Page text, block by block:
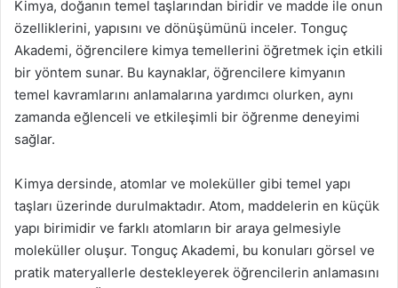
Kimya, doğanın temel taşlarından biridir ve madde ile onun
özelliklerini, yapısını ve dönüşümünü inceler. Tonguç
Akademi, öğrencilere kimya temellerini öğretmek için etkili
bir yöntem sunar. Bu kaynaklar, öğrencilere kimyanın
temel kavramlarını anlamalarına yardımcı olurken, aynı
zamanda eğlenceli ve etkileşimli bir öğrenme deneyimi
sağlar.
Kimya dersinde, atomlar ve moleküller gibi temel yapı
taşları üzerinde durulmaktadır. Atom, maddelerin en küçük
yapı birimidir ve farklı atomların bir araya gelmesiyle
moleküller oluşur. Tonguç Akademi, bu konuları görsel ve
pratik materyallerle destekleyerek öğrencilerin anlamasını